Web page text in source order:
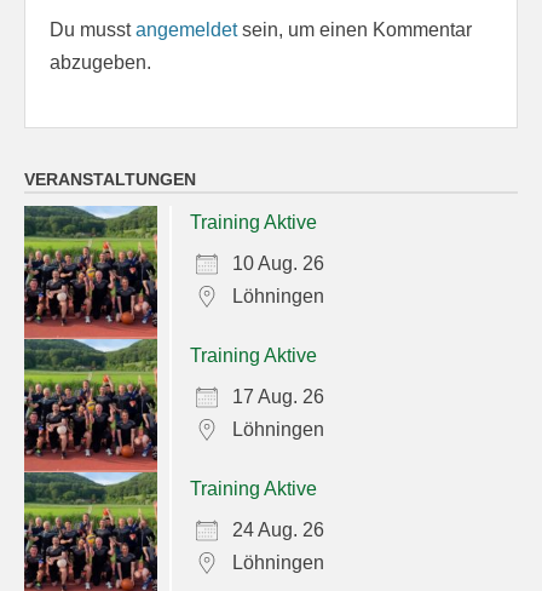
Du musstangemeldetsein, um einen Kommentar
abzugeben.
VERANSTALTUNGEN
Training Aktive
10 Aug. 26
Löhningen
Training Aktive
17 Aug. 26
Löhningen
Training Aktive
24 Aug. 26
Löhningen